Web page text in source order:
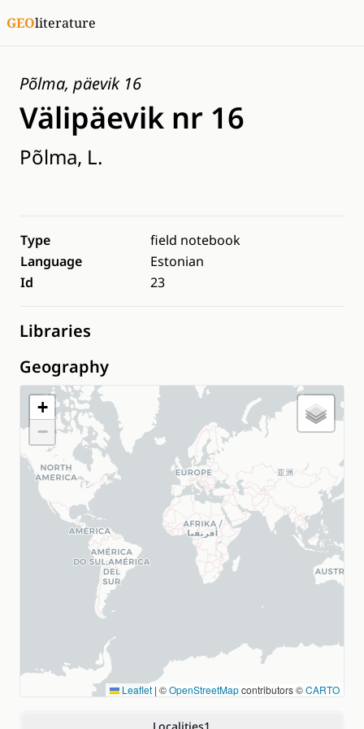
GEOliterature
Põlma, päevik 16
Välipäevik nr 16
Põlma, L.
Type
field notebook
Language
Estonian
Id
23
Libraries
Geography
+
−
Leaflet | ©OpenStreetMapcontributors ©CARTO